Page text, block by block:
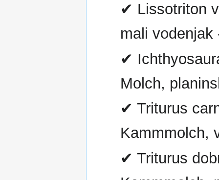
✔ Lissotriton
mali
✔
Molch,
✔ Triturus
Kammmolch,
✔ Triturus